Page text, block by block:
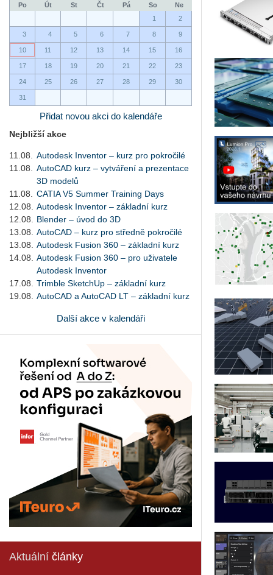
Po Út St Čt Pá So
Ne
1
2
3 4 5 6 7 8 9
10 11 12 13 14 15 16
17 18 19 20 21 22 23
24 25 26 27 28 29 30
31
Přidat novou akci do kalendáře
Nejbližší akce
11.08.
Autodesk Inventor – kurz pro pokročilé
11.08.
AutoCAD kurz – vytváření a prezentace
3D modelů
11.08.
CATIA V5 Summer Training Days
12.08.
Autodesk Inventor – základní kurz
12.08.
Blender – úvod do 3D
13.08.
AutoCAD – kurz pro středně pokročilé
13.08.
Autodesk Fusion 360 – základní kurz
14.08.
Autodesk Fusion 360 – pro uživatele
Autodesk Inventor
17.08.
Trimble SketchUp – základní kurz
19.08.
AutoCAD a AutoCAD LT – základní kurz
Další akce v kalendáři
Aktuální články